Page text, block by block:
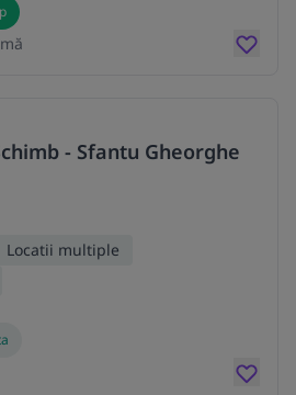
- Sfantu Gheorghe
Locatii multiple